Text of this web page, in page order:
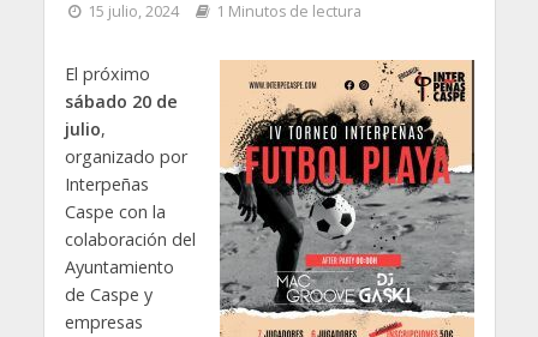
15 julio, 2024 1 Minutos de lectura
El próximo
sábado 20 de
julio,
organizado por
Interpeñas
Caspe con la
colaboración del
Ayuntamiento
de Caspe y
empresas